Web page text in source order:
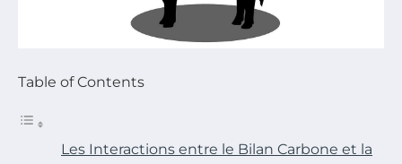
Table of Contents
Les Interactions entre le Bilan Carbone et la